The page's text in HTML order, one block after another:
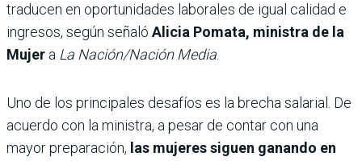
traducen en oportunidades laborales de igual calidad e
ingresos, según señaló Alicia Pomata, ministra de la
Mujer a La Nación/Nación Media.
Uno de los principales desafíos es la brecha salarial. De
acuerdo con la ministra, a pesar de contar con una
mayor preparación, las mujeres siguen ganando en